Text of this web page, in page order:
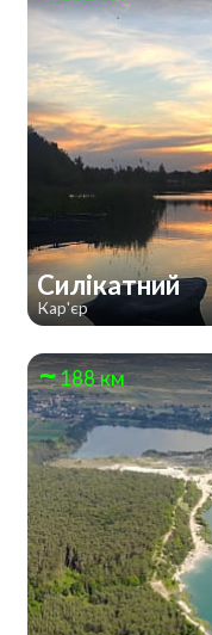
Силікатний
Кар'єр
188 км